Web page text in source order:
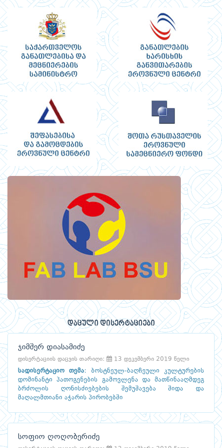
დაცული დისერტაციები
ჯიმშერ დიასამიძე
დისერტაციის დაცვის თარიღი: 13 დეკემბერი 2019 წელი
სადისერტაციო თემა: ბოსტნეულ-ბაღჩეული კულტურების
დომინანტი პათოგენების გამოვლენა და მათწინააღმდეგ
ბრძოლის ღონისძიებების შემუშავება შიდა და
მაღალმთიანი აჭარის პირობებში
სოფიო ღოღობერიძე